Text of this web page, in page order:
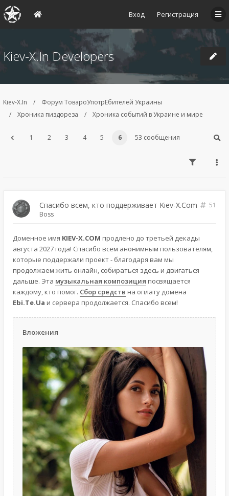
Вход Регистрация
Kiev-X.In Developers
Kiev-X.In
Форум ТовароУпотрЕбителей Украины
Хроника пиздореза
Хроника событий в Украине и мире
1 2 3 4 5 6 53 сообщения
Спасибо всем, кто поддерживает Kiev-X.Com
51
Boss
Доменное имя KIEV-X.COM продлено до третьей декады
августа 2027 года! Спасибо всем анонимным пользователям,
которые поддержали проект - благодаря вам мы
продолжаем жить онлайн, собираться здесь и двигаться
дальше. Эта музыкальная композиция посвящается
каждому, кто помог. Сбор средств на оплату домена
Ebi.Te.Ua и сервера продолжается. Спасибо всем!
Вложения